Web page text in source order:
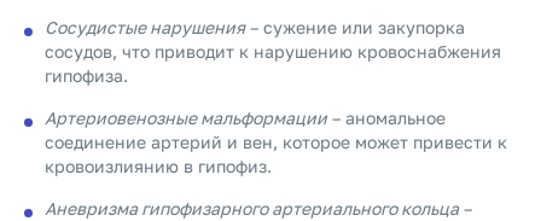
Сосудистые нарушения– сужение или закупорка
сосудов, что приводит к нарушению кровоснабжения
гипофиза.
Артериовенозные мальформации – аномальное
соединение артерий и вен, которое может привести к
кровоизлиянию в гипофиз.
Аневризма гипофизарного артериального кольца–